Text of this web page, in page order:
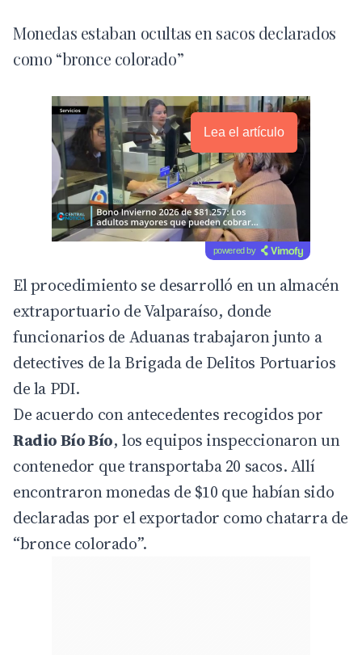
Monedas estaban ocultas en sacos declarados
como “bronce colorado”
Lea el artículo
powered by
El procedimiento se desarrolló en un almacén
extraportuario de Valparaíso, donde
funcionarios de Aduanas trabajaron junto a
detectives de la Brigada de Delitos Portuarios
de la PDI.
De acuerdo con antecedentes recogidos por
Radio Bío Bío, los equipos inspeccionaron un
contenedor que transportaba 20 sacos. Allí
encontraron monedas de $10 que habían sido
declaradas por el exportador como chatarra de
“bronce colorado”.